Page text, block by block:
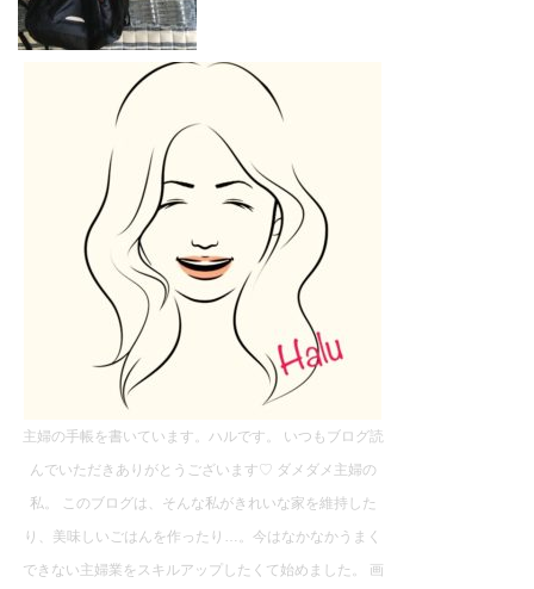
主婦の手帳を書いています。ハルです。 いつもブログ読
んでいただきありがとうございます♡ ダメダメ主婦の
私。 このブログは、そんな私がきれいな家を維持した
り、美味しいごはんを作ったり…。今はなかなかうまく
できない主婦業をスキルアップしたくて始めました。 画